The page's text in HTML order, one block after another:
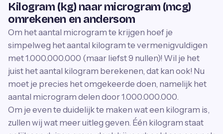
Kilogram (kg) naar microgram (mcg)
omrekenen en andersom
Om het aantal microgram te krijgen hoef je
simpelweg het aantal kilogram te vermenigvuldigen
met 1.000.000.000 (maar liefst 9 nullen)! Wil je het
juist het aantal kilogram berekenen, dat kan ook! Nu
moet je precies het omgekeerde doen, namelijk het
aantal microgram delen door 1.000.000.000.
Om je even te duidelijk te maken wat een kilogram is,
zullen wij wat meer uitleg geven. Één kilogram staat